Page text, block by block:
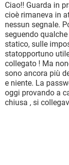
Ciao!! Guarda in
cioè rimaneva in
nessun segnale.
seguendo
statico, sulle
statopportuno
collegato ! Ma
sono ancora più
e niente. La
oggi provando a
chiusa , si